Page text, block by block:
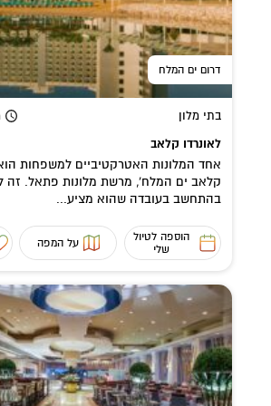
דרום ים המלח
בתי מלון
לאונרדו קלאב
אחד המלונות האטרקטיביים למשפחות הוא
קלאב ים המלח', מרשת מלונות פתאל. זה
בהתחשב בעובדה שהוא מציע...
הוספה לטיול
שלי
על המפה